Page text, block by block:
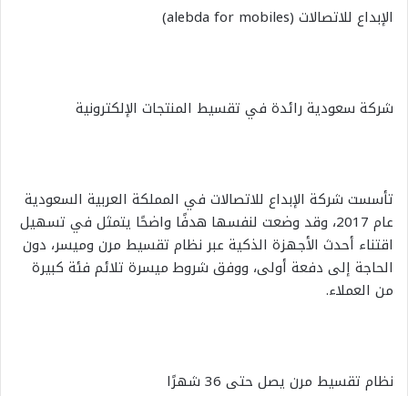
الإبداع للاتصالات (alebda for mobiles)
شركة سعودية رائدة في تقسيط المنتجات الإلكترونية
تأسست شركة الإبداع للاتصالات في المملكة العربية السعودية
عام 2017، وقد وضعت لنفسها هدفًا واضحًا يتمثل في تسهيل
اقتناء أحدث الأجهزة الذكية عبر نظام تقسيط مرن وميسر، دون
الحاجة إلى دفعة أولى، ووفق شروط ميسرة تلائم فئة كبيرة
من العملاء.
نظام تقسيط مرن يصل حتى 36 شهرًا